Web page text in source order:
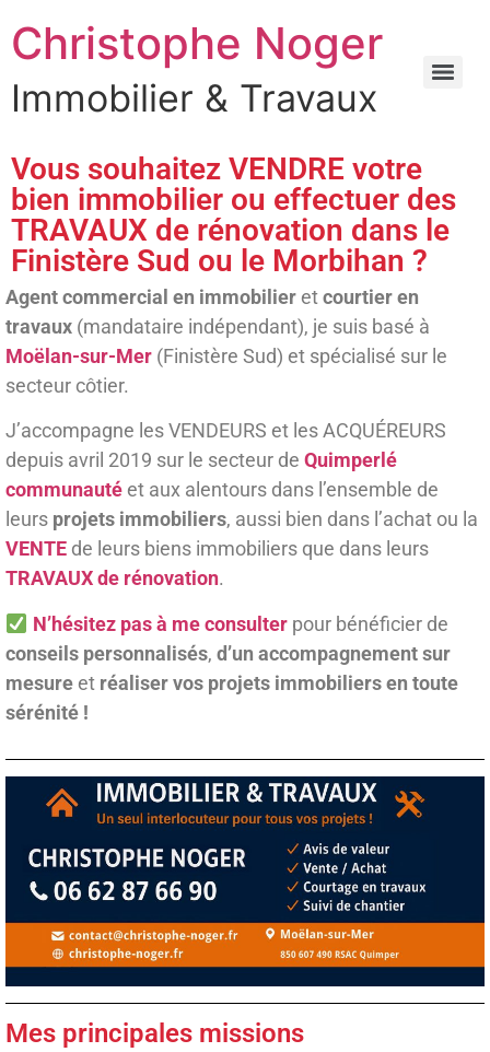
Christophe Noger
Immobilier & Travaux
Vous souhaitez VENDRE votre
bien immobilier ou effectuer des
TRAVAUX de rénovation dans le
Finistère Sud ou le Morbihan ?
Agent commercial en immobilier etcourtier en
travaux (mandataire indépendant), je suis basé à
Moëlan-sur-Mer (Finistère Sud) et spécialisé sur le
secteur côtier.
J’accompagne les VENDEURS et les ACQUÉREURS
depuis avril 2019 sur le secteur de Quimperlé
communauté et aux alentours dans l’ensemble de
leurs projets immobiliers, aussi bien dans l’achat ou la
VENTE de leurs biens immobiliers que dans leurs
TRAVAUX de rénovation.
N’hésitez pas à me consulterpour bénéficier de
conseils personnalisés, d’un accompagnement sur
mesure et réaliser vos projets immobiliers en toute
sérénité !
Mes principales missions